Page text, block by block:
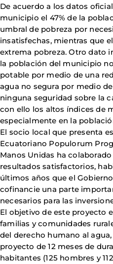
De acuerdo a los datos
municipio el 47% de la
umbral de pobreza por
insatisfechas, mientras que
extrema pobreza. Otro dato
la población del municipio
potable por medio de una
agua no segura por medio
ninguna seguridad sobre la
con ello los altos índices de
especialmente en la
El socio local que presenta
Ecuatoriano Populorum
Manos Unidas ha
resultados satisfactorios,
últimos años que el
cofinancie una parte
necesarios para las
El objetivo de este proyecto
familias y comunidades
del derecho humano al
proyecto de 12 meses de
habitantes (125 hombres y